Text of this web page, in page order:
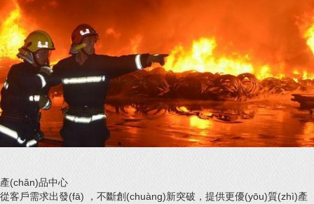
產(chǎn)品中心
從客戶需求出發(fā) ，不斷創(chuàng)新突破，提供更優(yōu)質(zhì)產